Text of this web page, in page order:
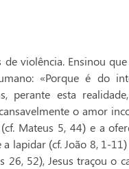
violência. Ensinou
«Porque é do
perante esta
o amor
Mateus 5, 44) e a
lapidar (cf. João 8, 1-
26, 52), Jesus traçou o